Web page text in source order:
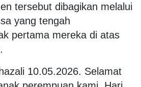
tersebut dibagikan melalui
yang tengah
pertama mereka di atas
10.05.2026. Selamat